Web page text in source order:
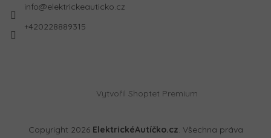
info@elektrickeauticko.cz
+420228889315
Vytvořil Shoptet Premium
Copyright 2026 ElektrickéAutíčko.cz. Všechna práva